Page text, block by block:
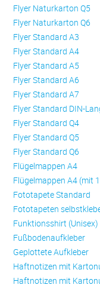
Flyer Naturkarton Q5
Flyer Naturkarton Q6
Flyer Standard A3
Flyer Standard A4
Flyer Standard A5
Flyer Standard A6
Flyer Standard A7
Flyer Standard DIN-
Flyer Standard Q4
Flyer Standard Q5
Flyer Standard Q6
Flügelmappen A4
Flügelmappen A4 (mit
Fototapete Standard
Fototapeten
Funktionsshirt (Unisex)
Fußbodenaufkleber
Geplottete Aufkleber
Haftnotizen mit
Haftnotizen mit